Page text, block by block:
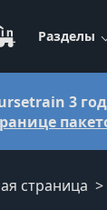
Разделы
3
страница